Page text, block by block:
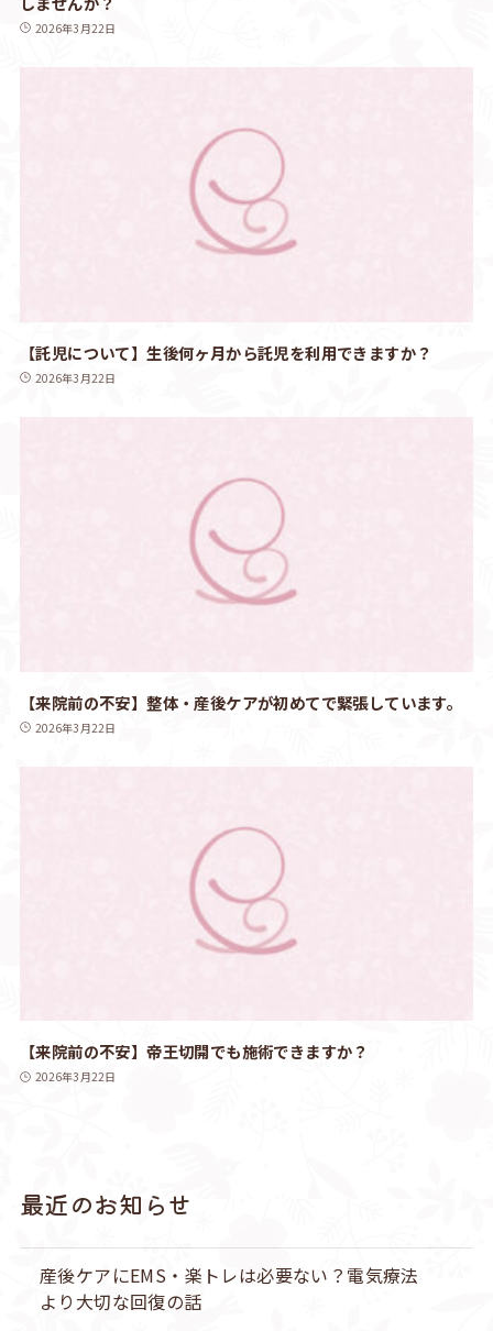
2026年3月22日
【託児について】生後何ヶ月から託児を利用できますか？
2026年3月22日
【来院前の不安】整体・産後ケアが初めてで緊張しています。
2026年3月22日
【来院前の不安】帝王切開でも施術できますか？
2026年3月22日
最近のお知らせ
産後ケアにEMS・楽トレは必要ない？電気療法
より大切な回復の話